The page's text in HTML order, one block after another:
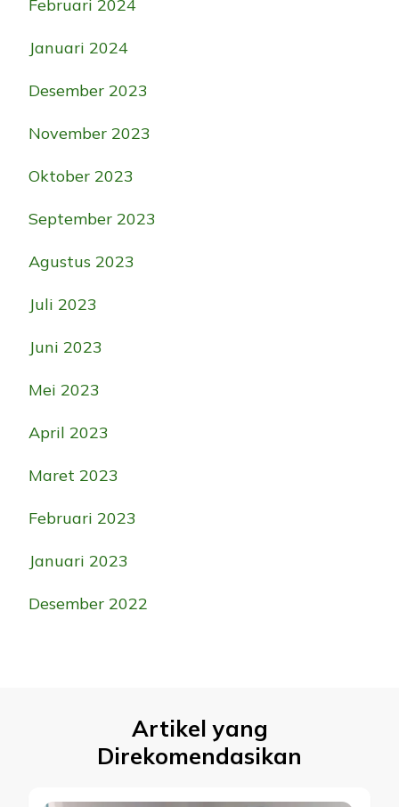
Februari 2024
Januari 2024
Desember 2023
November 2023
Oktober 2023
September 2023
Agustus 2023
Juli 2023
Juni 2023
Mei 2023
April 2023
Maret 2023
Februari 2023
Januari 2023
Desember 2022
Artikel yang
Direkomendasikan